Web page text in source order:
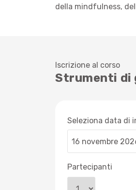
della mindfulness,
Iscrizione al corso
Strumenti di
Seleziona data di
Partecipanti